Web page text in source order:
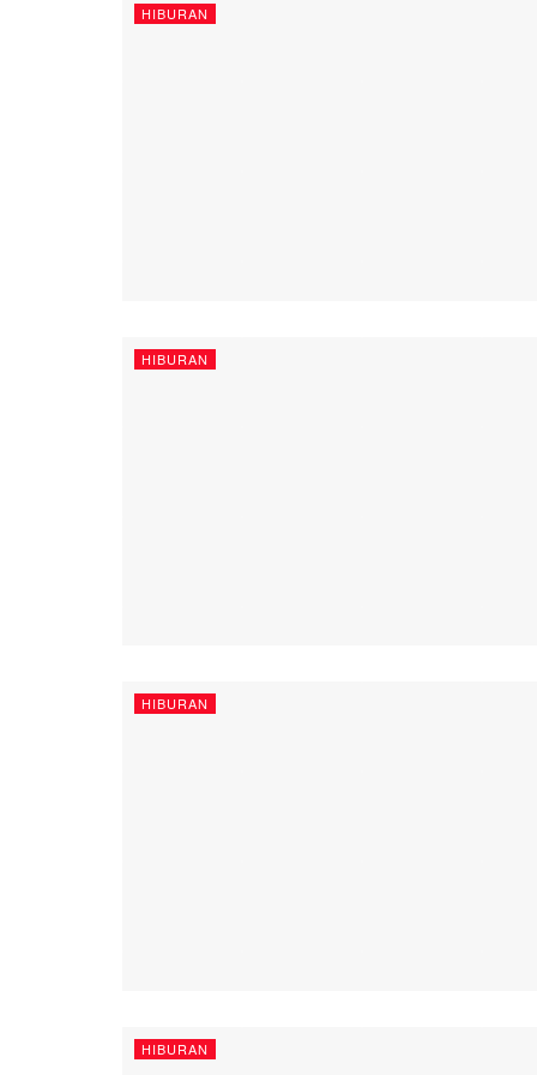
HIBURAN
HIBURAN
HIBURAN
HIBURAN